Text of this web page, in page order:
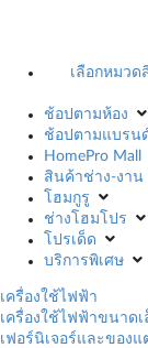
เลือกหมวด
ช้อปตามห้อง
ช้อปตามแบรน
HomePro Mall
สินค้าช่าง-งาน
โฮมกูรู
ช่างโฮมโปร
โปรเด็ด
บริการพิเศษ
เครื่องใช้ไฟฟ้า
เครื่องใช้ไฟฟ้าขนาดเ
เฟอร์นิเจอร์และของแ